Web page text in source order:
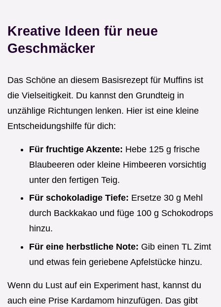
Kreative Ideen für neue
Geschmäcker
Das Schöne an diesem Basisrezept für Muffins ist
die Vielseitigkeit. Du kannst den Grundteig in
unzählige Richtungen lenken. Hier ist eine kleine
Entscheidungshilfe für dich:
Für fruchtige Akzente: Hebe 125 g frische
Blaubeeren oder kleine Himbeeren vorsichtig
unter den fertigen Teig.
Für schokoladige Tiefe: Ersetze 30 g Mehl
durch Backkakao und füge 100 g Schokodrops
hinzu.
Für eine herbstliche Note: Gib einen TL Zimt
und etwas fein geriebene Apfelstücke hinzu.
Wenn du Lust auf ein Experiment hast, kannst du
auch eine Prise Kardamom hinzufügen. Das gibt